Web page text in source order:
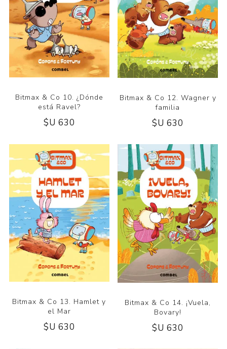
Bitmax & Co 10. ¿Dónde
está Ravel?
$U 630
Bitmax & Co 12. Wagner y
familia
$U 630
Bitmax & Co 13. Hamlet y
el Mar
$U 630
Bitmax & Co 14. ¡Vuela,
Bovary!
$U 630